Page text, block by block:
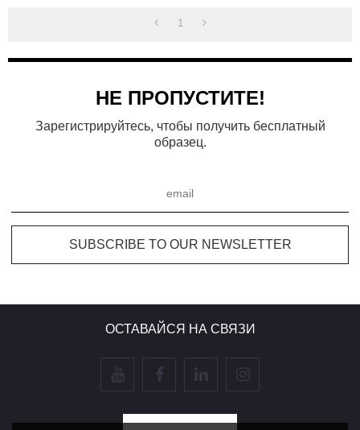
1
НЕ ПРОПУСТИТЕ!
Зарегистрируйтесь, чтобы получить бесплатный
образец.
ОСТАВАЙСЯ НА СВЯЗИ